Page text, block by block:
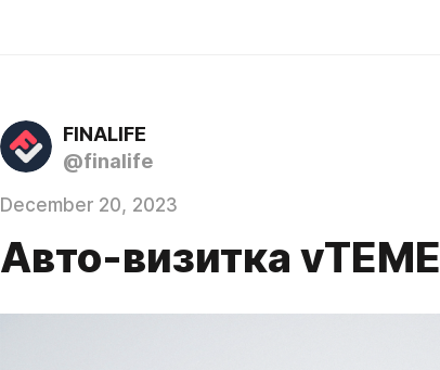
FINALIFE
@finalife
December 20, 2023
Авто-визитка vTEME